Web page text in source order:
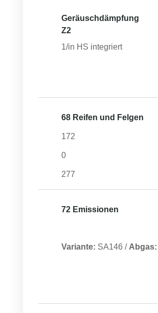
Geräuschdämpfung
Z2
1/in HS integriert
68 Reifen und Felgen
172
0
277
72 Emissionen
Variante: SA146 / Abgas: